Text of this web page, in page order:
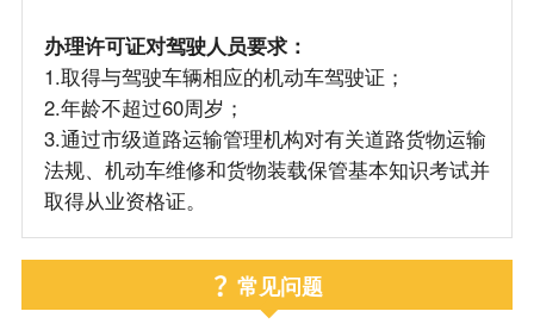
办理许可证对驾驶人员要求：
1.取得与驾驶车辆相应的机动车驾驶证；
2.年龄不超过60周岁；
3.通过市级道路运输管理机构对有关道路货物运输
法规、机动车维修和货物装载保管基本知识考试并
取得从业资格证。
常见问题